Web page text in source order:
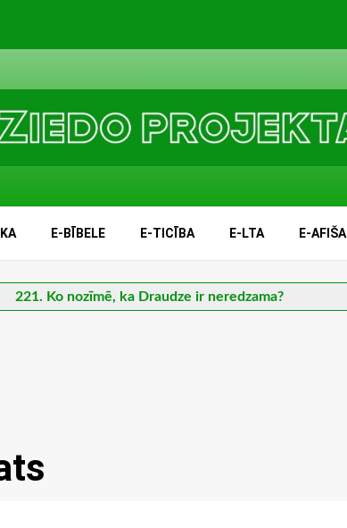
E-BĪBELE E-TICĪBA E-LTA E-AFIŠA
221. Ko nozīmē, ka Draudze ir neredzama?